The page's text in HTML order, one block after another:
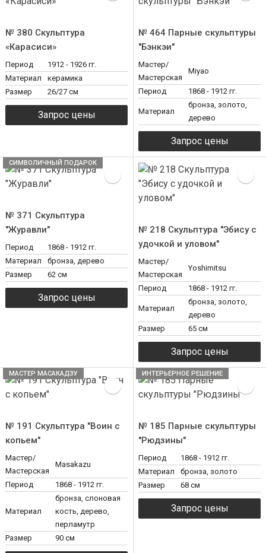
№ 380 Скульптура
«Карасиси»
Период
1912 - 1926 гг.
Материал
керамика
Размер
26/27 см
№ 464 Парные скульптуры
"Бэнкэи"
Мастер/
Мастерская
Miyao
Период 1868 - 1912 гг.
Материал
бронза, золото,
дерево
№ 371 Скульптура
"Журавли"
Период
1868 - 1912 гг.
Материал
бронза, дерево
Размер
62 см
СИМВОЛИЧНЫЙ ПОДАРОК
№ 218 Скульптура "Эбису с
удочкой и уловом"
Мастер/
Мастерская
Yoshimitsu
Период 1868 - 1912 гг.
Материал
бронза, золото,
дерево
Размер
65 см
№ 191 Скульптура "Воин с
копьем"
Мастер/
Мастерская
Masakazu
Период 1868 - 1912 гг.
Материал
бронза, слоновая
кость, дерево,
перламутр
Размер
90 см
МАСТЕР МАСАКАДЗУ
№ 185 Парные скульптуры
"Рюдзины"
Период
1868 - 1912 гг.
Материал
бронза, золото
Размер
68 см
ИНТЕРЬЕРНОЕ РЕШЕНИЕ